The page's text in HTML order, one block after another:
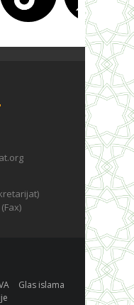
Glas islama